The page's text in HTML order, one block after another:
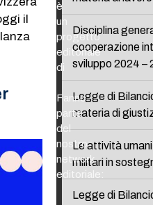
il
Disciplina
cooperazione
sviluppo 2024 –
Legge di
materia di
Le attività
militari in
Legge di
è
un
progetto
editoriale
di
Fanno
parte
del
nostro
network
editoriale: